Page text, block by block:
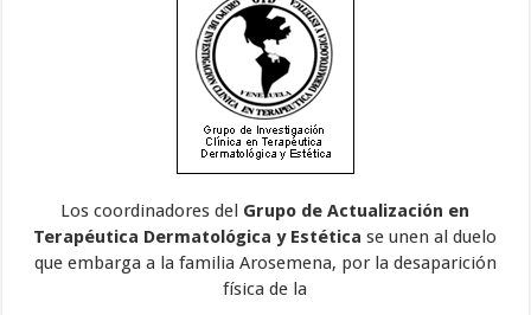
Los coordinadores del Grupo de Actualización en
Terapéutica Dermatológica y Estética se unen al duelo
que embarga a la familia Arosemena, por la desaparición
física de la